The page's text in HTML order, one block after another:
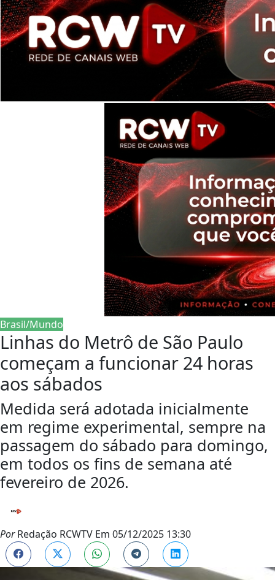
Brasil/Mundo
Linhas do Metrô de São Paulo
começam a funcionar 24 horas
aos sábados
Medida será adotada inicialmente
em regime experimental, sempre na
passagem do sábado para domingo,
em todos os fins de semana até
fevereiro de 2026.
PorRedação RCWTV Em 05/12/2025 13:30